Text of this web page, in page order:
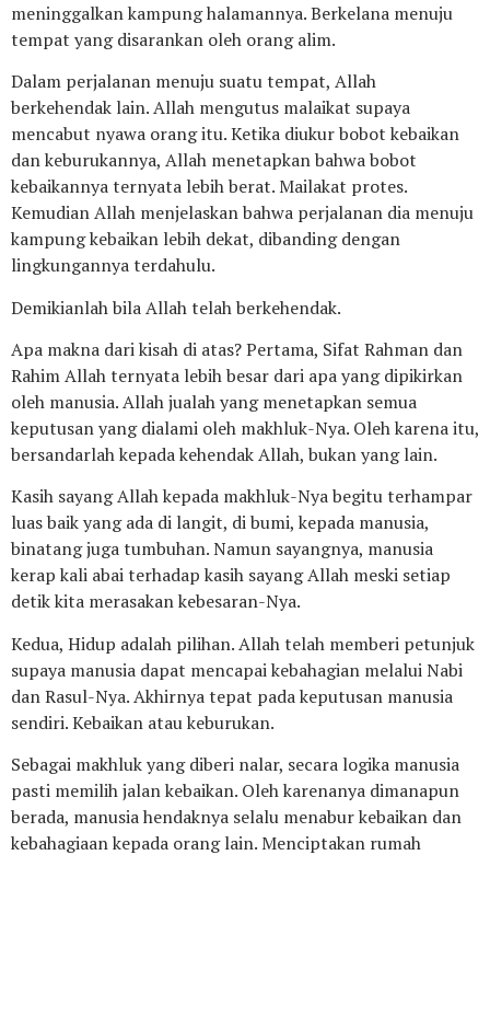
meninggalkan kampung halamannya. Berkelana menuju
tempat yang disarankan oleh orang alim.
Dalam perjalanan menuju suatu tempat, Allah
berkehendak lain. Allah mengutus malaikat supaya
mencabut nyawa orang itu. Ketika diukur bobot kebaikan
dan keburukannya, Allah menetapkan bahwa bobot
kebaikannya ternyata lebih berat. Mailakat protes.
Kemudian Allah menjelaskan bahwa perjalanan dia menuju
kampung kebaikan lebih dekat, dibanding dengan
lingkungannya terdahulu.
Demikianlah bila Allah telah berkehendak.
Apa makna dari kisah di atas? Pertama, Sifat Rahman dan
Rahim Allah ternyata lebih besar dari apa yang dipikirkan
oleh manusia. Allah jualah yang menetapkan semua
keputusan yang dialami oleh makhluk-Nya. Oleh karena itu,
bersandarlah kepada kehendak Allah, bukan yang lain.
Kasih sayang Allah kepada makhluk-Nya begitu terhampar
luas baik yang ada di langit, di bumi, kepada manusia,
binatang juga tumbuhan. Namun sayangnya, manusia
kerap kali abai terhadap kasih sayang Allah meski setiap
detik kita merasakan kebesaran-Nya.
Kedua, Hidup adalah pilihan. Allah telah memberi petunjuk
supaya manusia dapat mencapai kebahagian melalui Nabi
dan Rasul-Nya. Akhirnya tepat pada keputusan manusia
sendiri. Kebaikan atau keburukan.
Sebagai makhluk yang diberi nalar, secara logika manusia
pasti memilih jalan kebaikan. Oleh karenanya dimanapun
berada, manusia hendaknya selalu menabur kebaikan dan
kebahagiaan kepada orang lain. Menciptakan rumah